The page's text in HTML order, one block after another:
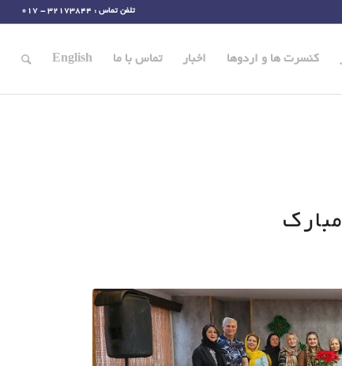
تلفن تماس : 32173844 - 017
کنسرت ها و اردوها اخبار تماس با ما English